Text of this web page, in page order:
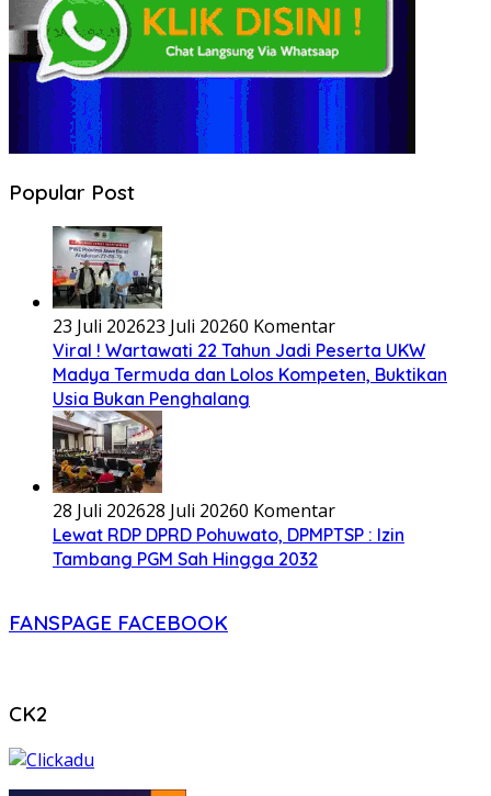
Popular Post
23 Juli 202623 Juli 20260 Komentar
Viral ! Wartawati 22 Tahun Jadi Peserta UKW
Madya Termuda dan Lolos Kompeten, Buktikan
Usia Bukan Penghalang
28 Juli 202628 Juli 20260 Komentar
Lewat RDP DPRD Pohuwato, DPMPTSP : Izin
Tambang PGM Sah Hingga 2032
FANSPAGE FACEBOOK
CK2